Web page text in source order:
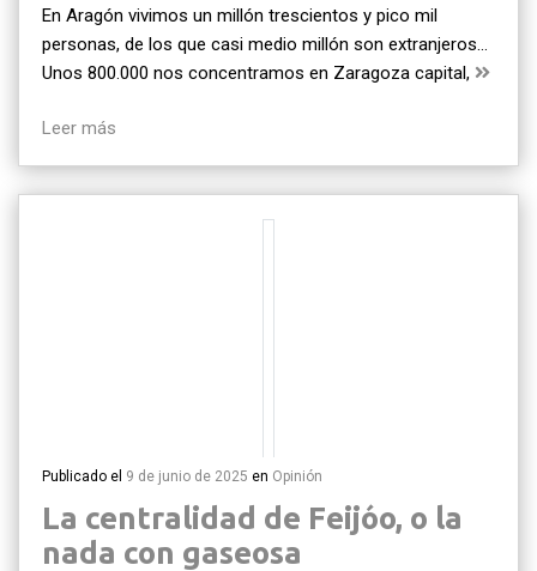
En Aragón vivimos un millón trescientos y pico mil
personas, de los que casi medio millón son extranjeros…
Unos 800.000 nos concentramos en Zaragoza capital,
Leer más
Publicado el 9 de junio de 2025 en Opinión
La centralidad de Feijóo, o la
nada con gaseosa